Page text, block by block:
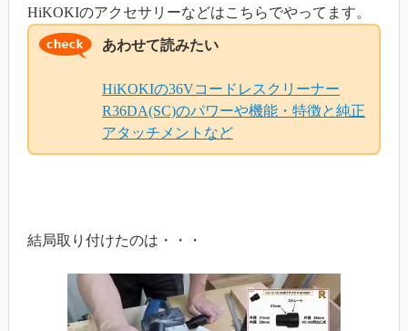
HiKOKIのアクセサリーなどはこちらでやってます。
あわせて読みたい
HiKOKIの36Vコードレスクリーナー
R36DA(SC)のパワーや機能・特徴と純正
アタッチメントなど
結局取り付けたのは・・・